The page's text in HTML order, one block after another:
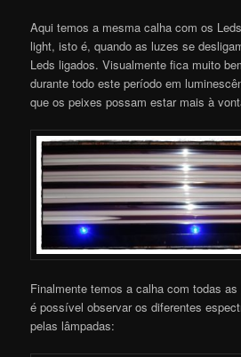
Aqui temos a mesma calha com os
light, isto é, quando as luzes se
Leds ligados. Visualmente fica muito
durante todo este período em
que os peixes possam estar mais à
Finalmente temos a calha com todas
é possível observar os diferentes
pelas lâmpadas: